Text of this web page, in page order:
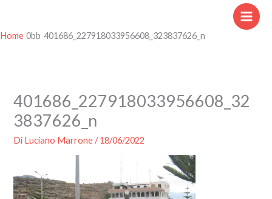
contenuto
Home 401686_227918033956608_323837626_n
401686_227918033956608_32
3837626_n
Di Luciano Marrone/18/06/2022